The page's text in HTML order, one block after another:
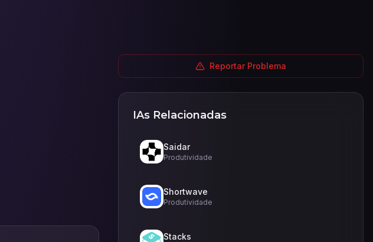
Reportar Problema
IAs Relacionadas
Saidar
Produtividade
Shortwave
Produtividade
Stacks